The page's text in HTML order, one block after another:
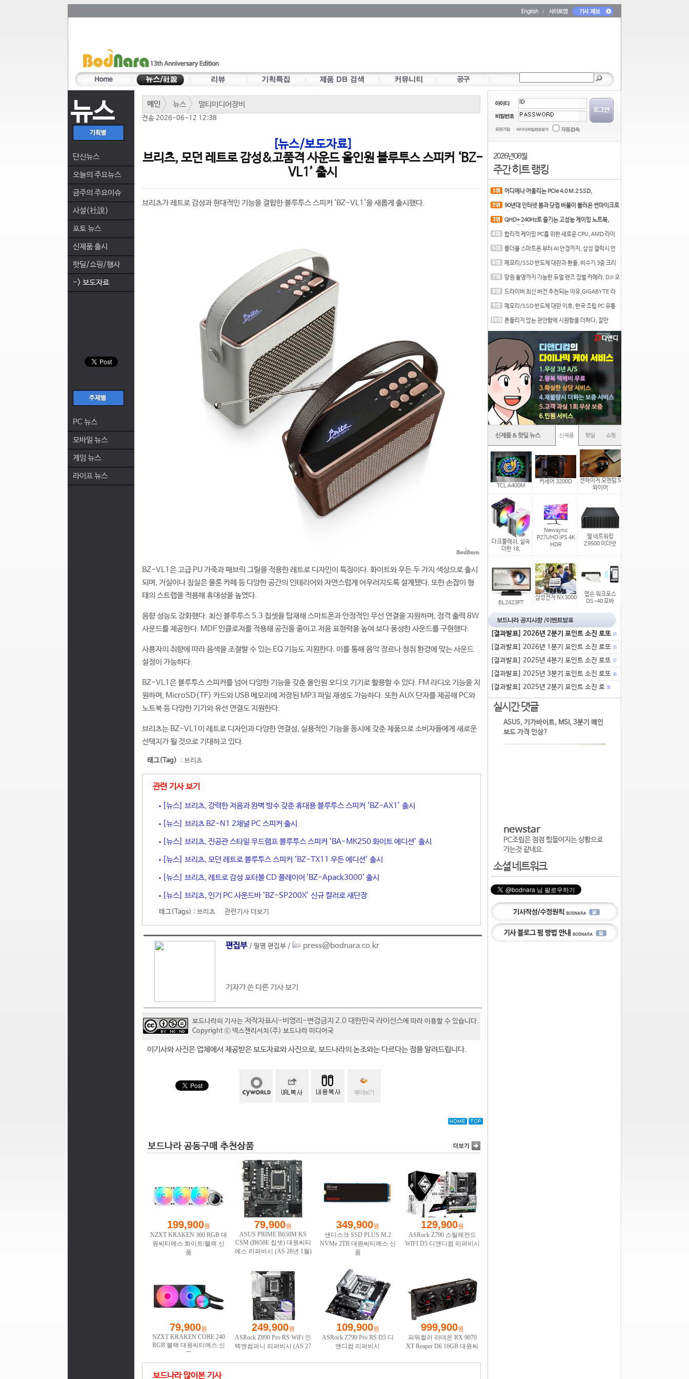
뉴스
단신뉴스
오늘의 주요뉴스
금주의 주요이슈
사설(社說)
포토 뉴스
신제품 출시
핫딜/쇼핑/행사
-> 보도자료
PC 뉴스
모바일 뉴스
게임 뉴스
라이프 뉴스
메인 뉴스 멀티미디어장비
전송 2026-06-12 12:38
[뉴스/보도자료]
브리츠, 모던 레트로 감성&고품격 사운드 올인원 블루투스 스피커 ‘BZ-
VL1’ 출시
브리츠가 레트로 감성과 현대적인 기능을 결합한 블루투스 스피커 'BZ-VL1'을 새롭게 출시했다.
BZ-VL1은 고급 PU 가죽과 패브릭 그릴을 적용한 레트로 디자인이 특징이다. 화이트와 우든 두 가지 색상으로 출시
되며, 거실이나 침실은 물론 카페 등 다양한 공간의 인테리어와 자연스럽게 어우러지도록 설계됐다. 또한 손잡이 형
태의 스트랩을 적용해 휴대성을 높였다.
음향 성능도 강화했다. 최신 블루투스 5.3 칩셋을 탑재해 스마트폰과 안정적인 무선 연결을 지원하며, 정격 출력 8W
사운드를 제공한다. MDF 인클로저를 적용해 공진을 줄이고 저음 표현력을 높여 보다 풍성한 사운드를 구현했다.
사용자의 취향에 따라 음색을 조절할 수 있는 EQ 기능도 지원한다. 이를 통해 음악 장르나 청취 환경에 맞는 사운드
설정이 가능하다.
BZ-VL1은 블루투스 스피커를 넘어 다양한 기능을 갖춘 올인원 오디오 기기로 활용할 수 있다. FM 라디오 기능을 지
원하며, MicroSD(TF) 카드와 USB 메모리에 저장된 MP3 파일 재생도 가능하다. 또한 AUX 단자를 제공해 PC와
노트북 등 다양한 기기와 유선 연결도 지원한다.
브리츠는 BZ-VL1이 레트로 디자인과 다양한 연결성, 실용적인 기능을 동시에 갖춘 제품으로 소비자들에게 새로운
선택지가 될 것으로 기대하고 있다.
태그(Tag) : 브리츠
관련 기사 보기
[뉴스] 브리츠, 강력한 저음과 완벽 방수 갖춘 휴대용 블루투스 스피커 ‘BZ-AX1’ 출시
[뉴스] 브리츠 BZ-N1 2채널 PC 스피커 출시
[뉴스] 브리츠, 진공관 스타일 무드램프 블루투스 스피커 ‘BA-MK250 화이트 에디션’ 출시
[뉴스] 브리츠, 모던 레트로 블루투스 스피커 ‘BZ-TX11 우든 에디션’ 출시
[뉴스] 브리츠, 레트로 감성 포터블 CD 플레이어 'BZ-Apack3000' 출시
[뉴스] 브리츠, 인기 PC 사운드바 ‘BZ-SP200X’ 신규 컬러로 새단장
태그(Tags) : 브리츠 관련기사 더보기
편집부 / 필명 편집부 / press@bodnara.co.kr
기자가 쓴 다른 기사 보기
보드나라의 기사는 저작자표시-비영리-변경금지 2.0 대한민국 라이선스에 따라 이용할 수 있습니다.
Copyright ⓒ 넥스젠리서치(주) 보드나라 미디어국
이기사와 사진은 업체에서 제공받은 보도자료와 사진으로, 보드나라의 논조와는 다르다는 점을 알려드립니다.
보드나라 많이본 기사
2026년 08월
주간 히트 랭킹
어디에나 어울리는 PCIe 4.0 M.2 SSD,
90년대 인터넷 붐과 닷컴 버블이 불러온 썬마이크로
QHD+ 240Hz로 즐기는 고성능 게이밍 노트북,
합리적 게이밍 PC를 위한 새로운 CPU, AMD 라이
폴더블 스마트폰 부터 AI 안경까지, 삼성 갤럭시 언
메모리/SSD 반도체 대란과 환율, 비수기 3중 크리
망원 촬영까지 가능한 듀얼 렌즈 짐벌 카메라, DJI 오
드라이버 최신 버전 추천되는 이유,GIGABYTE 라
메모리/SSD 반도체 대란 이후, 한국 조립 PC 유통
흔들리지 않는 편안함에 시원함을 더하다, 잘만
TCL A400M
커세어 3200D
젠하이저 모멘텀 5
와이어
다크플래쉬, 실속
더한 18,
Newsync
P27UHD IPS 4K
HDR
델 네트워킹
Z9500 이더넷
BL2423PT
삼성전자 NX3000
엡손 워크포스
DS-40 모바
[결과발표] 2026년 2분기 포인트 소진 로또 13
[결과발표] 2026년 1분기 포인트 소진 로또 15
[결과발표] 2025년 4분기 포인트 소진 로또 17
[결과발표] 2025년 3분기 포인트 소진 로또 16
[결과발표] 2025년 2분기 포인트 소진 로 18
실시간 댓글
ASUS, 기가바이트, MSI, 3분기 메인
보드 가격 인상?
newstar
PC조립은 점점 힘들어지는 상황으로
가는것 같네요.
소셜 네트워크